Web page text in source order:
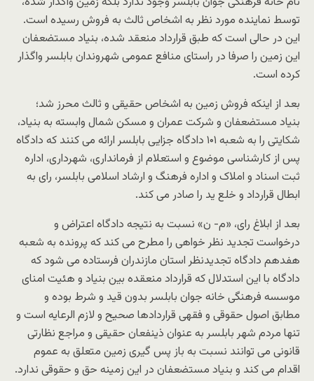
توسط نماینده مورد نظر به اشخاص ثالث به فروش رسیده است.
این در حالی است که طبق قرارداد منعقد شده، بنیاد مستضعفان
این زمین را صرفا در راستای منافع عمومی شهروندان بابلسر واگذار
کرده است.
بعد از اینکه فروش زمین به اشخاص حقیقی و ثالث محرز شد؛
بنیاد مستضعفان و شرکت عمران و مسکن شمال وابسته به بنیاد،
شکایتی را به شعبه ۱۰۱ دادگاه جزایی بابلسر ارائه می کنند که دادگاه
پس از کارشناسی موضوع و استعلام از فرمانداری، شهرداری، اداره
ثبت اسناد و املاک و اداره فرهنگ و ارشاد اسلامی بابلسر، رای به
ابطال قرارداد و خلع ید را صادر می کند.
بعد از ابلاغ رای، «م- ن» نسبت به نتیجه دادگاه اعتراض و
درخواست تجدید نظر خواهی را مطرح می کند که پرونده به شعبه
هفدهم دادگاه تجدیدنظر استان مازندران فرستاده می شود که
دادگاه با این استدلال که قرارداد منعقده بین بنیاد و هئیت امنای
موسسه فرهنگی خانه جوان بابلسر بدون قید و شرط بوده و
مطابق اصول حقوقی و فقهی قراردادها صحیح و لازم الرعایه است و
تنها مردم شهر بابلسر به عنوان ذینفعان حقیقی و مراجع نظارتی
قانونی می توانند نسبت به باز پس گیری زمین متعلق به عموم
اقدام می کند و بنیاد مستضعفان در این زمینه حق و حقوقی ندارد.